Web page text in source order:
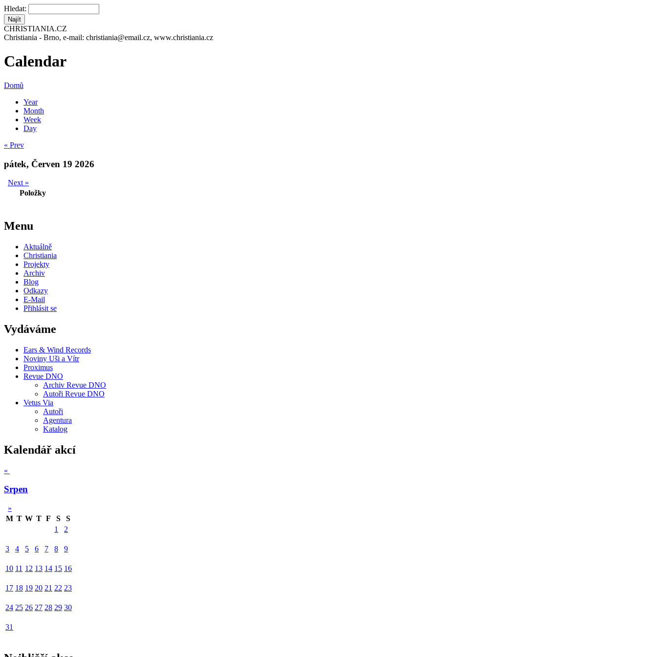
Hledat:
CHRISTIANIA.CZ
Christiania - Brno, e-mail: christiania@email.cz, www.christiania.cz
Calendar
Domů
Year
Month
Week
Day
« Prev
pátek, Červen 19 2026
Next »
Položky
Menu
Aktuálně
Christiania
Projekty
Archiv
Blog
Odkazy
E-Mail
Přihlásit se
Vydáváme
Ears & Wind Records
Noviny Uši a Vítr
Proximus
Revue DNO
Archiv Revue DNO
Autoři Revue DNO
Vetus Via
Autoři
Agentura
Katalog
Kalendář akcí
«
Srpen
»
M T W T F S
S
1
2
3 4 5 6 7 8 9
10 11 12 13 14 15 16
17 18 19 20 21 22 23
24 25 26 27 28 29 30
31